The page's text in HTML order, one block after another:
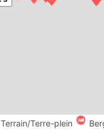
Terrain/Terre-plein